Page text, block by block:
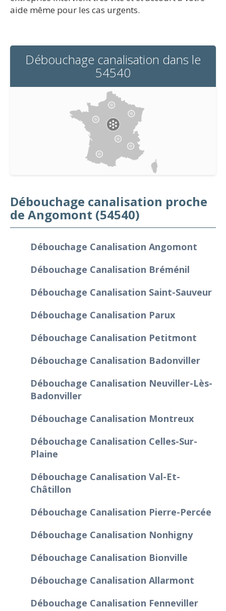
aide même pour les cas urgents.
Débouchage canalisation dans le
54540
Débouchage canalisation proche
de Angomont (54540)
Débouchage Canalisation Angomont
Débouchage Canalisation Bréménil
Débouchage Canalisation Saint-Sauveur
Débouchage Canalisation Parux
Débouchage Canalisation Petitmont
Débouchage Canalisation Badonviller
Débouchage Canalisation Neuviller-Lès-
Badonviller
Débouchage Canalisation Montreux
Débouchage Canalisation Celles-Sur-
Plaine
Débouchage Canalisation Val-Et-
Châtillon
Débouchage Canalisation Pierre-Percée
Débouchage Canalisation Nonhigny
Débouchage Canalisation Bionville
Débouchage Canalisation Allarmont
Débouchage Canalisation Fenneviller